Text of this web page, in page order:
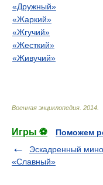
«Дружный»
«Жаркий»
«Жгучий»
«Жесткий»
«Живучий»
Военная энциклопедия 2014
Игры ⚽
Поможем
Эскадренный
«Славный»